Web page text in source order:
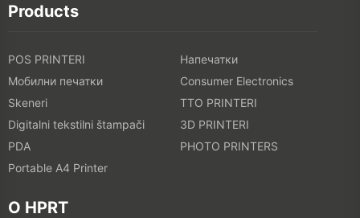
Products
POS PRINTERI
Напечатки
Мобилни печатки
Consumer Electronics
Skeneri
TTO PRINTERI
Digitalni tekstilni štampači
3D PRINTERI
PDA
PHOTO PRINTERS
Portable A4 Printer
O HPRT